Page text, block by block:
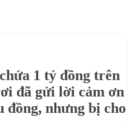
1 tỷ đồng trên
đã gửi lời cảm ơn
đồng, nhưng bị cho